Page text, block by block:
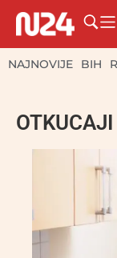
NAJNOVIJE BIH